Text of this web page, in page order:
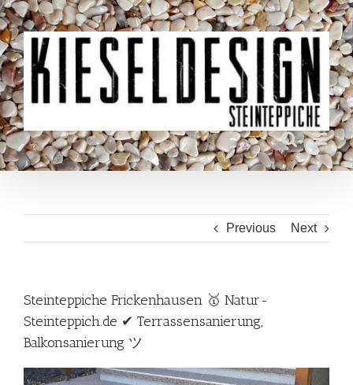
Skip
to
content
Previous Next
Steinteppiche Frickenhausen 🥇 Natur-
Steinteppich.de ✔ Terrassensanierung,
Balkonsanierung ツ